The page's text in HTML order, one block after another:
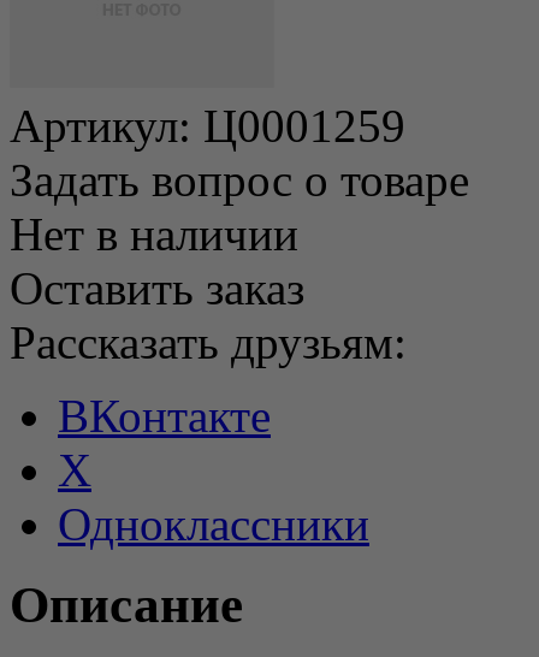
Артикул: Ц0001259
Задать вопрос о товаре
Нет в наличии
Оставить заказ
Рассказать друзьям:
ВКонтакте
X
Одноклассники
Описание